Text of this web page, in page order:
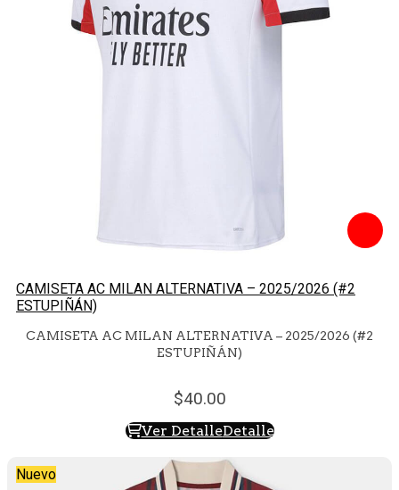
CAMISETA AC MILAN ALTERNATIVA – 2025/2026 (#2
ESTUPIÑÁN)
CAMISETA AC MILAN ALTERNATIVA – 2025/2026 (#2
ESTUPIÑÁN)
40.00
Ver DetalleDetalle
Nuevo